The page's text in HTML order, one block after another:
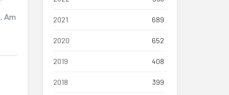
Am
2021 689
2020 652
2019 408
2018 399